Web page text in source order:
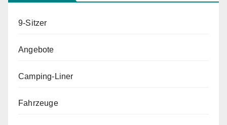
9-Sitzer
Angebote
Camping-Liner
Fahrzeuge